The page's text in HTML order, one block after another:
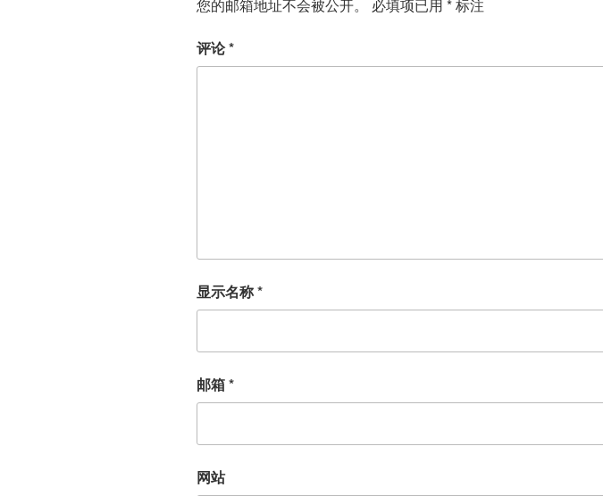
您的邮箱地址不会被公开。 必填项已用 *标注
评论*
显示名称*
邮箱*
网站